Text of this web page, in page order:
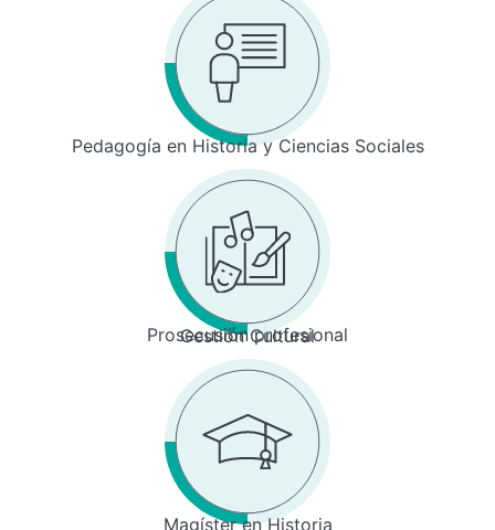
Pedagogía en Historia y Ciencias Sociales
Prosecusión profesional
Gestión Cultural
Magíster en Historia